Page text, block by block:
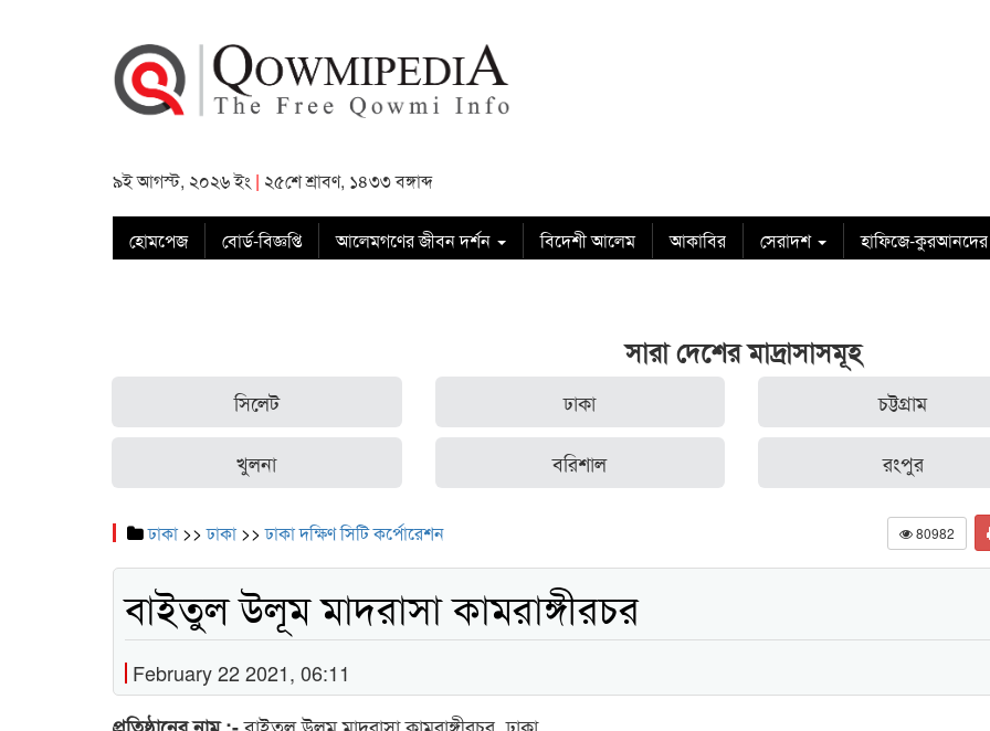
৯ই আগস্ট, ২০২৬ ইং | ২৫শে শ্রাবণ, ১৪৩৩ বঙ্গাব্দ
হোমপেজ বোর্ড-বিজ্ঞপ্তি আলেমগণের জীবন দর্শন বিদেশী আলেম আকাবির সেরাদশ হাফিজে-কুরআনদের
সারা দেশের মাদ্রাসাসমূহ
সিলেট ঢাকা চট্টগ্রাম
খুলনা বরিশাল রংপুর
ঢাকা>>ঢাকা>>ঢাকা দক্ষিণ সিটি কর্পোরেশন 80982
বাইতুল উলূম মাদরাসা কামরাঙ্গীরচর
February 22 2021, 06:11